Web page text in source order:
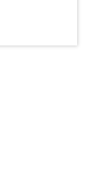
số lượng